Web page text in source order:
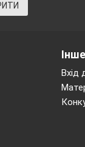
авторське
Про
сильне
Інше
Вхід